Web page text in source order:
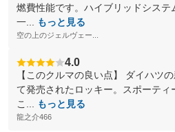
燃費性能です。ハイブリッドシステ
一...
もっと見る
空の上のジェルヴェー...
4.0
【このクルマの良い点】 ダイハツ
て発売されたロッキー。スポーティ
こ...
もっと見る
龍之介466